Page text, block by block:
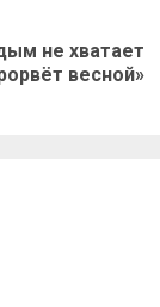
не хватает
весной»